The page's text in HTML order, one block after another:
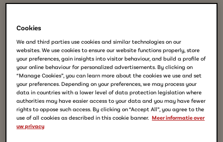
Cookies
We and third parties use cookies and similar technologies on our
websites. We use cookies to ensure our website functions properly, store
your preferences, gain insights into visitor behaviour, and build a profile of
your online behaviour for personalized advertisements. By clicking on
“Manage Cookies”, you can learn more about the cookies we use and set
your preferences. Depending on your preferences, we may process your
data in countries with a lower level of data protection legislation where
authorities may have easier access to your data and you may have fewer
rights to oppose such access. By clicking on “Accept All”, you agree to the
use of all cookies as described in this cookie banner. Meer informatie over
uw privacy